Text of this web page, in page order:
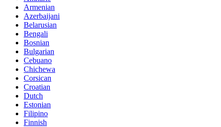
Armenian
Azerbaijani
Belarusian
Bengali
Bosnian
Bulgarian
Cebuano
Chichewa
Corsican
Croatian
Dutch
Estonian
Filipino
Finnish